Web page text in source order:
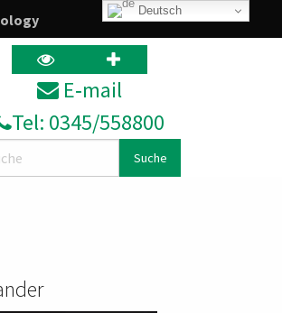
E‑mail
Tel: 0345/558800
Deutsch